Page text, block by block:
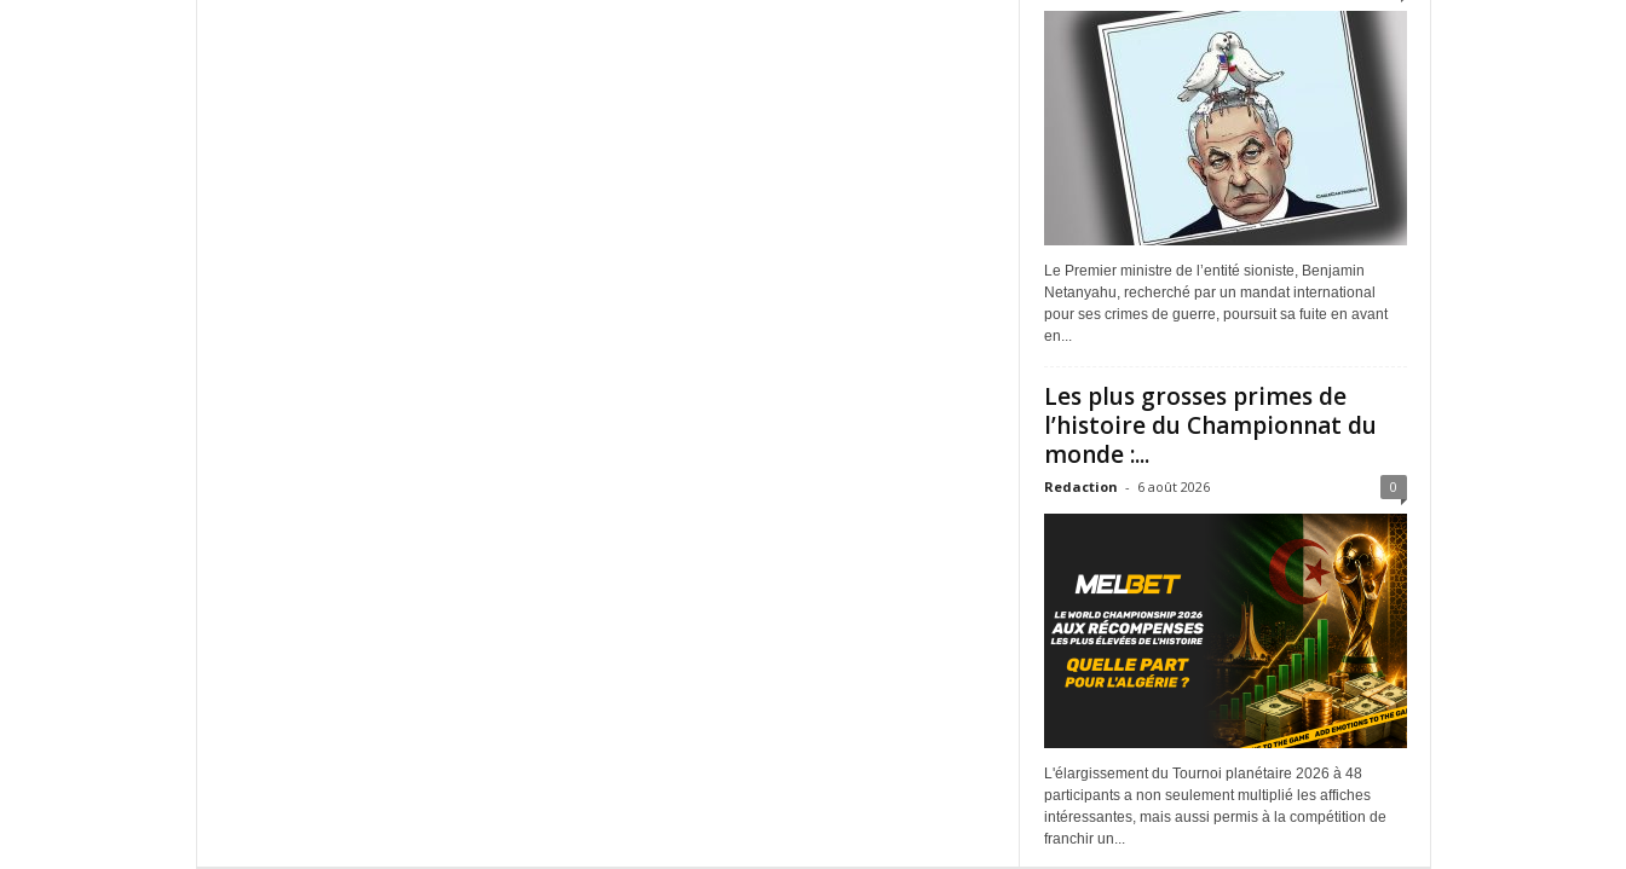
Le Premier ministre de l’entité sioniste, Benjamin
Netanyahu, recherché par un mandat international
pour ses crimes de guerre, poursuit sa fuite en avant
en...
Les plus grosses primes de
l’histoire du Championnat du
monde :...
Redaction - 6 août 2026 0
L'élargissement du Tournoi planétaire 2026 à 48
participants a non seulement multiplié les affiches
intéressantes, mais aussi permis à la compétition de
franchir un...